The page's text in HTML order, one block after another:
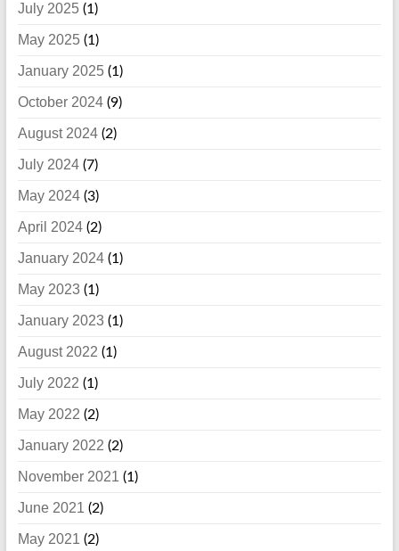
July 2025(1)
May 2025(1)
January 2025(1)
October 2024(9)
August 2024(2)
July 2024(7)
May 2024(3)
April 2024(2)
January 2024(1)
May 2023 (1)
January 2023 (1)
August 2022 (1)
July 2022 (1)
May 2022 (2)
January 2022 (2)
November 2021 (1)
June 2021 (2)
May 2021 (2)